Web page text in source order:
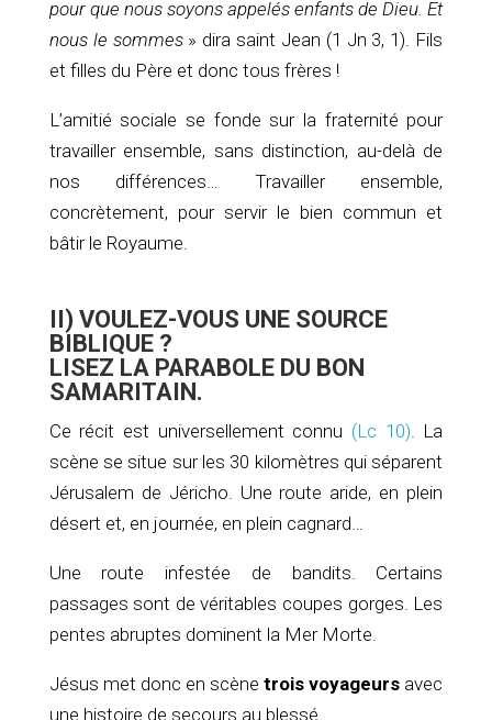
pour que nous soyons appelés enfants de Dieu. Et
nous le sommes» dira saint Jean (1 Jn 3, 1). Fils
et filles du Père et donc tous frères !
L’amitié sociale se fonde sur la fraternité pour
travailler ensemble, sans distinction, au-delà de
nos différences… Travailler ensemble,
concrètement, pour servir le bien commun et
bâtir le Royaume.
II) VOULEZ-VOUS UNE SOURCE
BIBLIQUE ?
LISEZ LA PARABOLE DU BON
SAMARITAIN.
Ce récit est universellement connu (Lc 10). La
scène se situe sur les 30 kilomètres qui séparent
Jérusalem de Jéricho. Une route aride, en plein
désert et, en journée, en plein cagnard…
Une route infestée de bandits. Certains
passages sont de véritables coupes gorges. Les
pentes abruptes dominent la Mer Morte.
Jésus met donc en scènetrois voyageurs avec
une histoire de secours au blessé.